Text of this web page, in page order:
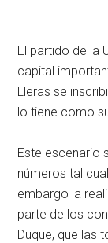
El partido de la
capital
Lleras se
lo tiene como
Este escenario
números tal
embargo la
parte de los
Duque, que las